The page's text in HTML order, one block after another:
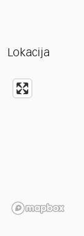
Lokacija